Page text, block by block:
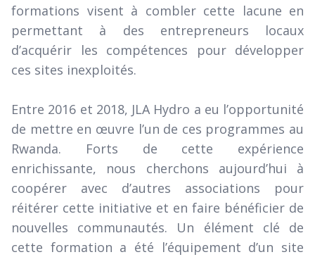
formations visent à combler cette lacune en
permettant à des entrepreneurs locaux
d’acquérir les compétences pour développer
ces sites inexploités.
Entre 2016 et 2018, JLA Hydro a eu l’opportunité
de mettre en œuvre l’un de ces programmes au
Rwanda. Forts de cette expérience
enrichissante, nous cherchons aujourd’hui à
coopérer avec d’autres associations pour
réitérer cette initiative et en faire bénéficier de
nouvelles communautés. Un élément clé de
cette formation a été l’équipement d’un site